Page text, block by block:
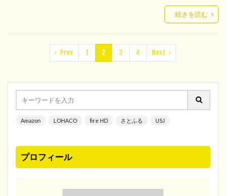
続きを読む
Prev 1 2 3 4 Next
Amazon LOHACO fire HD さとふる USJ
プロフィール